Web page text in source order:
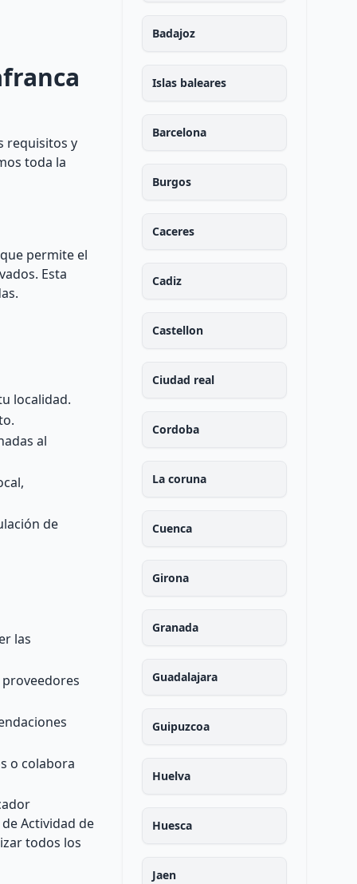
requisitos y
toda la
permite el
Esta
localidad.
al
de
las
o colabora
Actividad de
todos los
Badajoz
Islas baleares
Barcelona
Burgos
Caceres
Cadiz
Castellon
Ciudad real
Cordoba
La coruna
Cuenca
Girona
Granada
Guadalajara
Guipuzcoa
Huelva
Huesca
Jaen